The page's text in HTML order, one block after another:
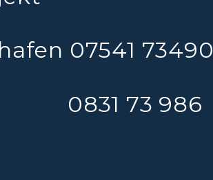
07541 73490
0831 73 986